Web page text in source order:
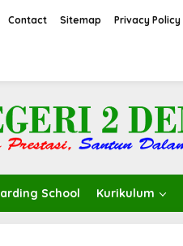
Contact Sitemap Privacy Policy
School Kurikulum